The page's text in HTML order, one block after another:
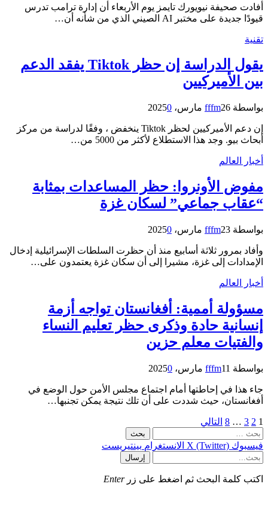
أفادت صحيفة نيويورك تايمز يوم الأربعاء أن إدارة ترامب تدرس
قيودًا جديدة على مختبر AI الصيني الذي من شأنه أن…
تقنية
يقول الدراسة إن حظر Tiktok يفقد الدعم
بين الأميركيين
بواسطة fffm26 مارس، 2025 0
إن دعم الأميركيين لحظر Tiktok ينخفض ​​، وفقًا لدراسة من مركز
أبحاث بيو. وجد هذا الاستطلاع لأكثر من 5000 من…
أخبار العالم
مفوض الأونروا: حظر المساعدات بمثابة
“عقاب جماعي” لسكان غزة
بواسطة fffm23 مارس، 2025 0
وأفاد بمرور ثلاثة أسابيع منذ أن حظرت السلطات الإسرائيلية إدخال
الإمدادات إلى غزة، مشيرا إلى أن سكان غزة يعتمدون على…
أخبار العالم
مسؤولة أممية: أفغانستان تواجه أزمة
إنسانية حادة وذكرى حظر تعليم النساء
والفتيات معلم حزين
بواسطة fffm11 مارس، 2025 0
جاء هذا في إحاطتها أمام اجتماع مجلس الأمن حول الوضع في
أفغانستان، حيث شددت على أن تلك نتيجة يمكن تجنبها…
2
3
…
8 التالي
البحث
عن:
فيسبوك X (Twitter) الانستغرام بينتيريست
إرسال
اكتب كلمة البحث ثم اضغط على زر Enter